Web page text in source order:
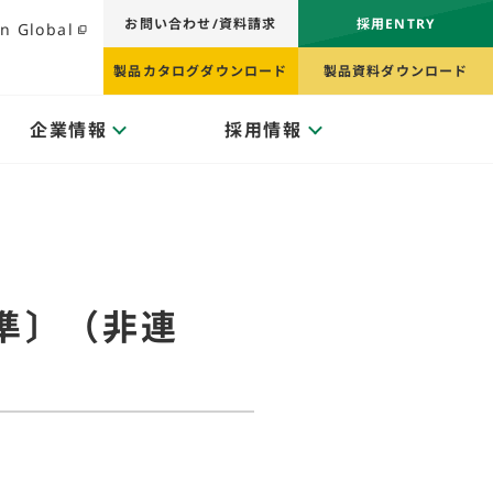
Global お問い合わせ/資料請求
製品カタログダウンロード
採用ENTRY
製品資料ダウンロード
企業情報 採用情報
〕（非連